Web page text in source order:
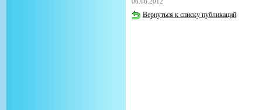
Вернуться к списку публикаций